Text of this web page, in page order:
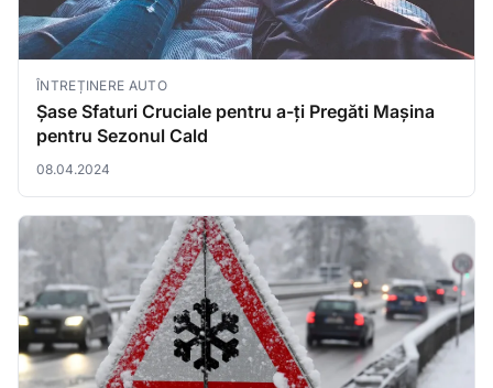
ÎNTREȚINERE AUTO
Șase Sfaturi Cruciale pentru a-ți Pregăti Mașina
pentru Sezonul Cald
08.04.2024